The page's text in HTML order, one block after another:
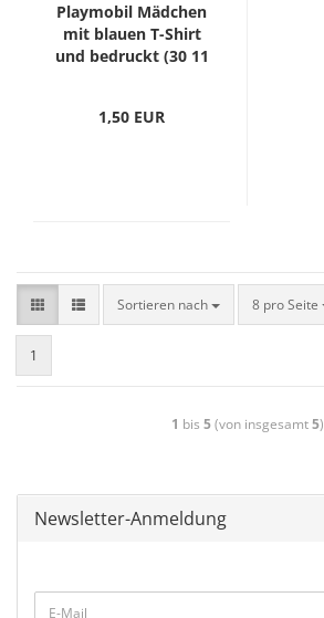
Playmobil Mädchen
mit blauen T-Shirt
und bedruckt (30 11
1,50 EUR
Sortieren nach 8 pro Seite
1
1 bis 5(von insgesamt5)
Newsletter-Anmeldung